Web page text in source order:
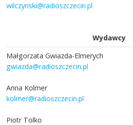
wilczynski@radioszczecin.pl
Wydawcy
Małgorzata Gwiazda-Elmerych
gwiazda@radioszczecin.pl
Anna Kolmer
kolmer@radioszczecin.pl
Piotr Tolko